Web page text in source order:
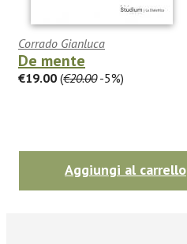
Corrado Gianluca
De mente
€19.00 (€20.00-5%)
Aggiungi al carrello